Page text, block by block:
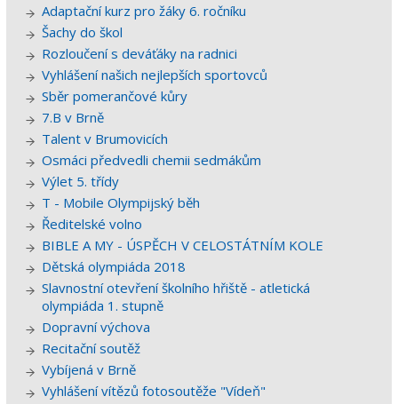
Adaptační kurz pro žáky 6. ročníku
Šachy do škol
Rozloučení s deváťáky na radnici
Vyhlášení našich nejlepších sportovců
Sběr pomerančové kůry
7.B v Brně
Talent v Brumovicích
Osmáci předvedli chemii sedmákům
Výlet 5. třídy
T - Mobile Olympijský běh
Ředitelské volno
BIBLE A MY - ÚSPĚCH V CELOSTÁTNÍM KOLE
Dětská olympiáda 2018
Slavnostní otevření školního hřiště - atletická
olympiáda 1. stupně
Dopravní výchova
Recitační soutěž
Vybíjená v Brně
Vyhlášení vítězů fotosoutěže "Vídeň"